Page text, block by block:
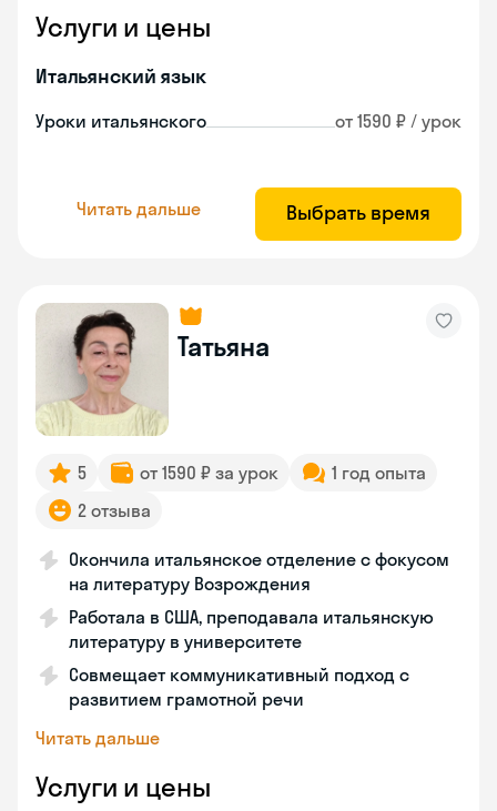
Услуги и цены
Итальянский язык
Уроки итальянского от 1590 ₽ / урок
Читать дальше Выбрать время
Татьяна
5 от 1590 ₽ за урок
1 год опыта
2 отзыва
Окончила итальянское отделение с фокусом
на литературу Возрождения
Работала в США, преподавала итальянскую
литературу в университете
Совмещает коммуникативный подход с
развитием грамотной речи
Читать дальше
Услуги и цены